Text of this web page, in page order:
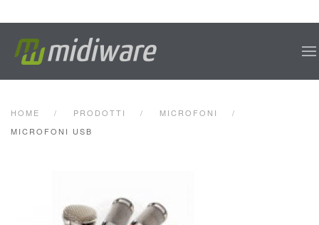
HOME PRODOTTI
MICROFONI
MICROFONI USB